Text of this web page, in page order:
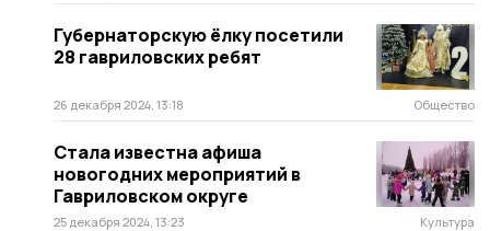
Губернаторскую ёлку посетили
28 гавриловских ребят
26 декабря 2024, 13:18 Общество
Стала известна афиша
новогодних мероприятий в
Гавриловском округе
25 декабря 2024, 13:23 Культура